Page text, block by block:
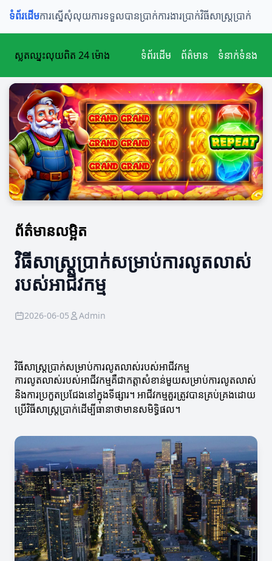
ទំព័រដើមការស្នើសុំលុយការទទួលបានប្រាក់ការងារប្រាក់វិធីសាស្ត្រប្រាក់
ស្លតឈ្នះលុយពិត 24 ម៉ោង ទំព័រដើម ព័ត៌មាន ទំនាក់ទំនង
ព័ត៌មានលម្អិត
វិធីសាស្ត្រប្រាក់សម្រាប់ការលូតលាស់
របស់អាជីវកម្ម
2026-06-05 Admin
វិធីសាស្ត្រប្រាក់សម្រាប់ការលូតលាស់របស់អាជីវកម្ម
ការលូតលាស់របស់អាជីវកម្មគឺជាកត្តាសំខាន់មួយសម្រាប់ការលូតលាស់
និងការប្រកួតប្រជែងនៅក្នុងទីផ្សារ។ អាជីវកម្មគួរត្រូវបានគ្រប់គ្រងដោយ
ប្រើវិធីសាស្ត្រប្រាក់ដើម្បីធានាថាមានសមិទ្ធិផល។